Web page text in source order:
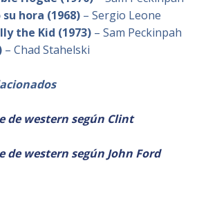
hora (1968) – Sergio Leone
the Kid (1973) – Sam Peckinpah
– Chad Stahelski
de western según Clint
de western según John Ford